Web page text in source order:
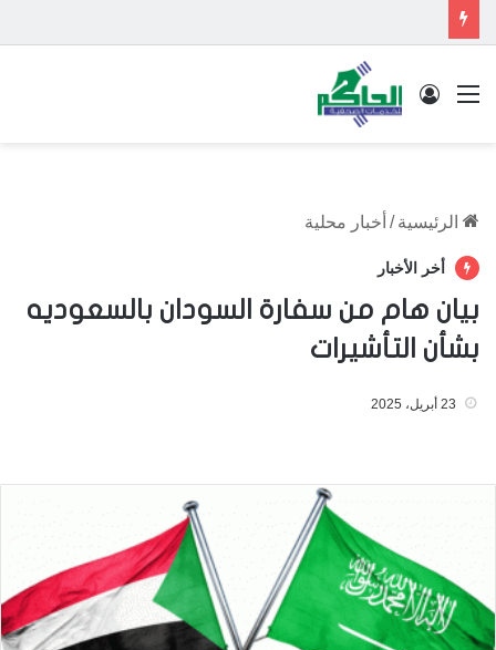
القائمة تسجيل الدخول
الرئيسية / أخبار محلية
أخر الأخبار
بيان هام من سفارة السودان بالسعوديه
بشأن التأشيرات
23 أبريل، 2025